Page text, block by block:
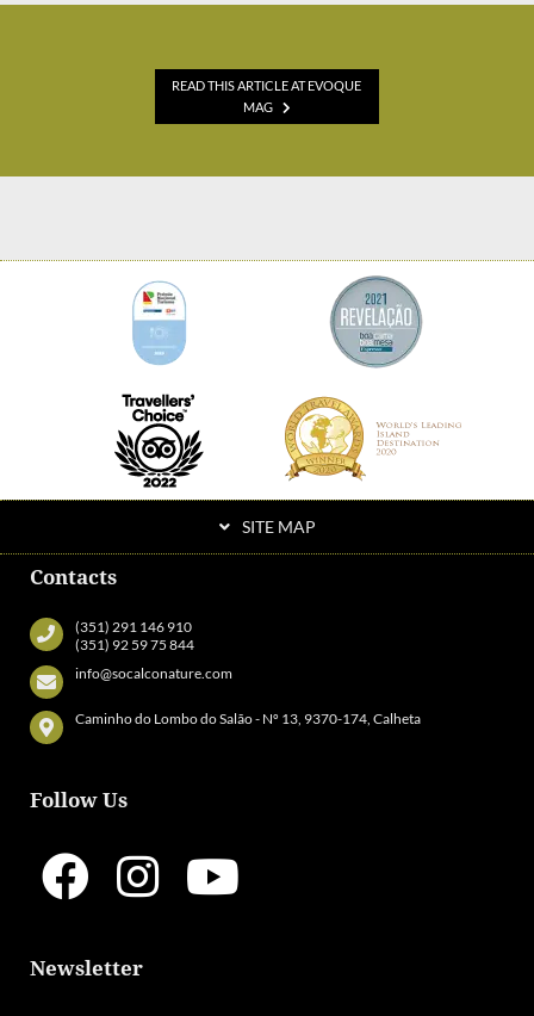
READ THIS ARTICLE AT EVOQUE
MAG
SITE MAP
Contacts
(351) 291 146 910
(351) 92 59 75 844
info@socalconature.com
Caminho do Lombo do Salão - Nº 13, 9370-174, Calheta
Follow Us
Newsletter